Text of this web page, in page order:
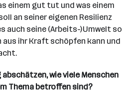
einem gut tut und was einem
an seiner eigenen Resilienz
auch seine (Arbeits-)Umwelt so
ihr Kraft schöpfen kann und
wie viele Menschen
Thema betroffen sind?